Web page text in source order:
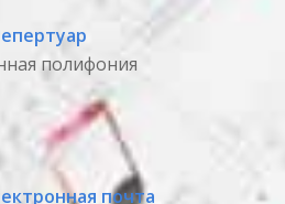
полифония
почта